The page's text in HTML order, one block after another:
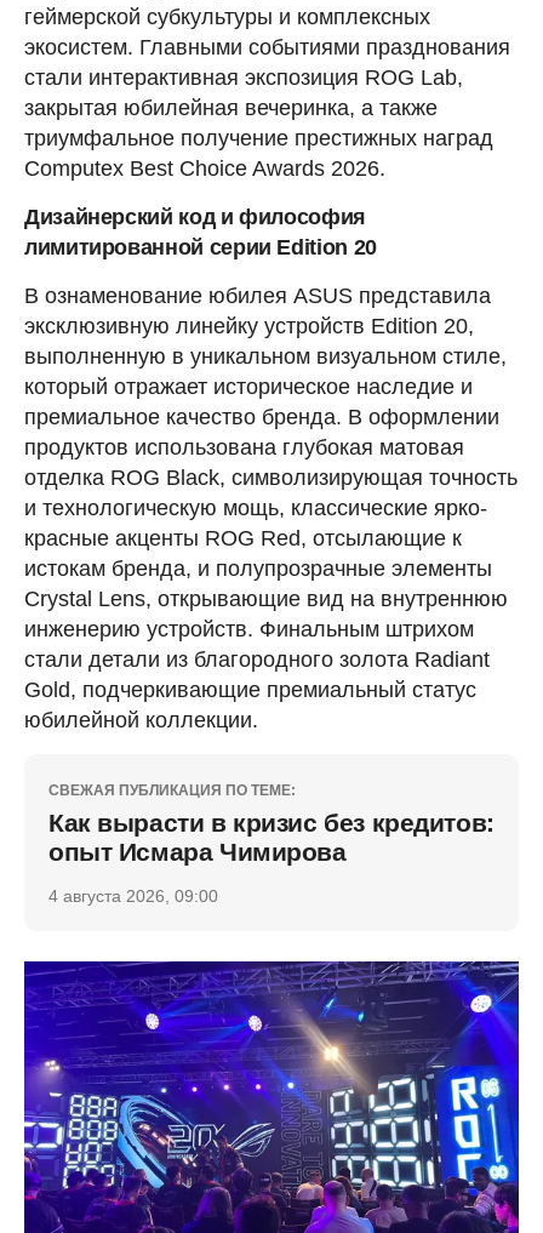
геймерской субкультуры и комплексных
экосистем. Главными событиями празднования
стали интерактивная экспозиция ROG Lab,
закрытая юбилейная вечеринка, а также
триумфальное получение престижных наград
Computex Best Choice Awards 2026.
Дизайнерский код и философия
лимитированной серии Edition 20
В ознаменование юбилея ASUS представила
эксклюзивную линейку устройств Edition 20,
выполненную в уникальном визуальном стиле,
который отражает историческое наследие и
премиальное качество бренда. В оформлении
продуктов использована глубокая матовая
отделка ROG Black, символизирующая точность
и технологическую мощь, классические ярко-
красные акценты ROG Red, отсылающие к
истокам бренда, и полупрозрачные элементы
Crystal Lens, открывающие вид на внутреннюю
инженерию устройств. Финальным штрихом
стали детали из благородного золота Radiant
Gold, подчеркивающие премиальный статус
юбилейной коллекции.
СВЕЖАЯ ПУБЛИКАЦИЯ ПО ТЕМЕ:
Как вырасти в кризис без кредитов:
опыт Исмара Чимирова
4 августа 2026, 09:00